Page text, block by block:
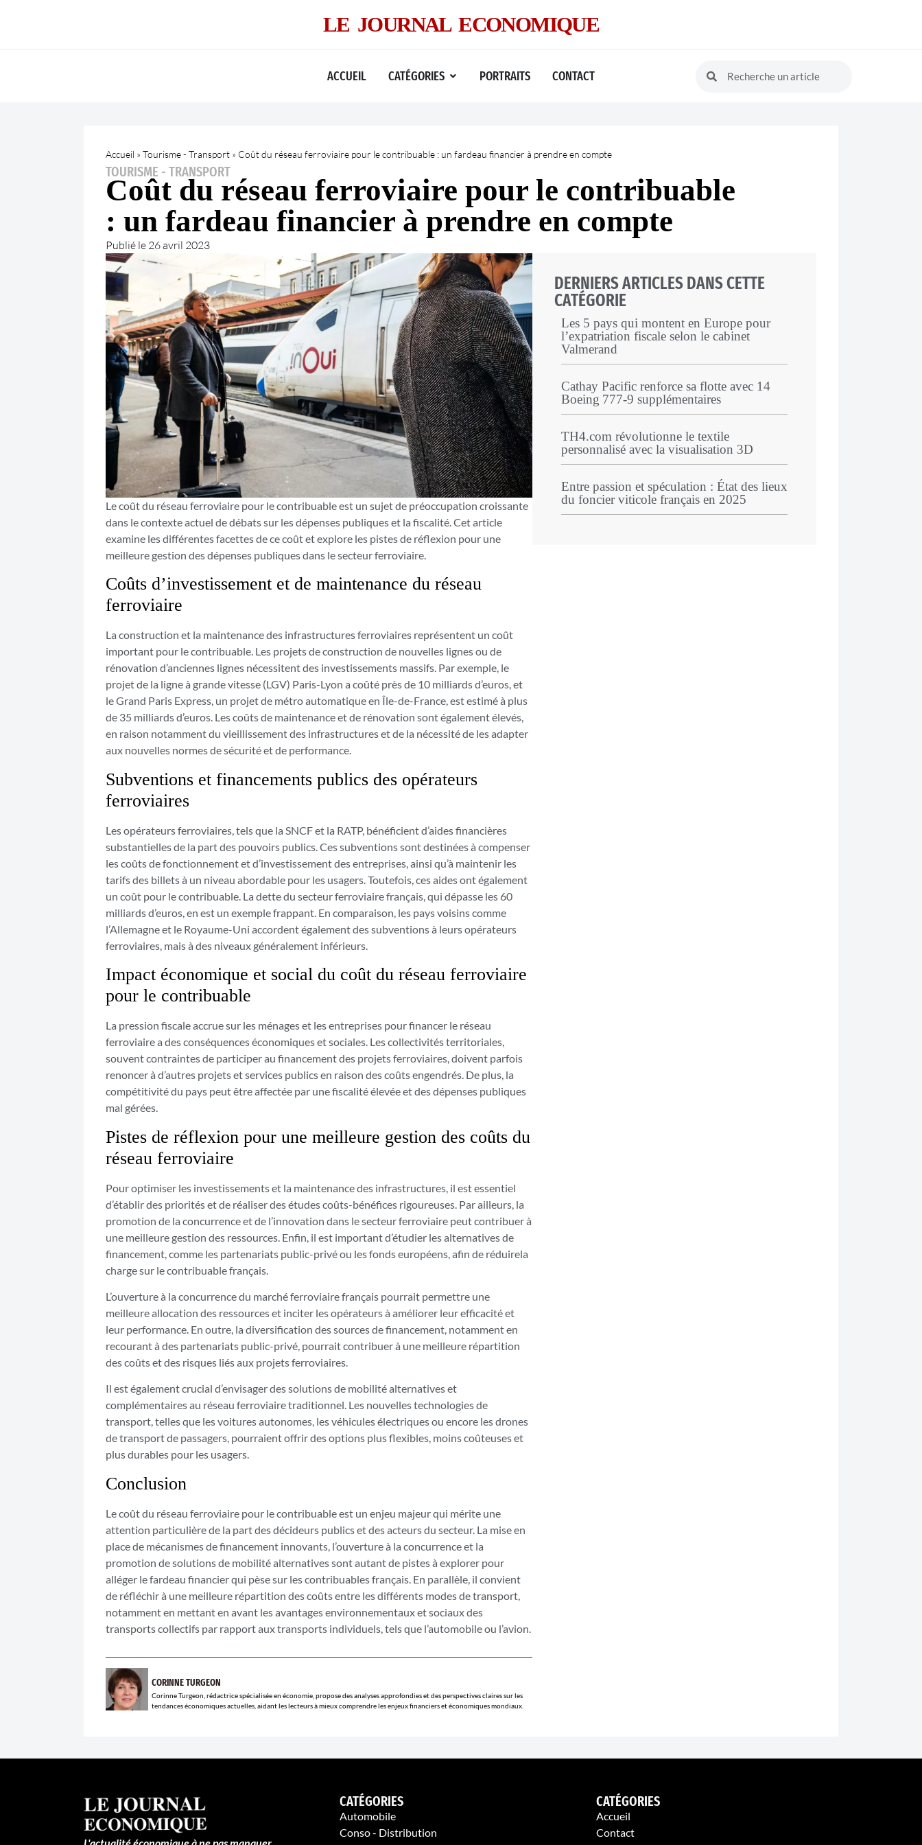
LE JOURNAL ECONOMIQUE
ACCUEIL CATÉGORIES PORTRAITS CONTACT
Accueil » Tourisme - Transport » Coût du réseau ferroviaire pour le contribuable : un fardeau financier à prendre en compte
TOURISME - TRANSPORT
Coût du réseau ferroviaire pour le contribuable
: un fardeau financier à prendre en compte
Publié le 26 avril 2023
Le coût du réseau ferroviaire pour le contribuable est un sujet de préoccupation croissante
dans le contexte actuel de débats sur les dépenses publiques et la fiscalité. Cet article
examine les différentes facettes de ce coût et explore les pistes de réflexion pour une
meilleure gestion des dépenses publiques dans le secteur ferroviaire.
Coûts d’investissement et de maintenance du réseau
ferroviaire
La construction et la maintenance des infrastructures ferroviaires représentent un coût
important pour le contribuable. Les projets de construction de nouvelles lignes ou de
rénovation d’anciennes lignes nécessitent des investissements massifs. Par exemple, le
projet de la ligne à grande vitesse (LGV) Paris-Lyon a coûté près de 10 milliards d’euros, et
le Grand Paris Express, un projet de métro automatique en Île-de-France, est estimé à plus
de 35 milliards d’euros. Les coûts de maintenance et de rénovation sont également élevés,
en raison notamment du vieillissement des infrastructures et de la nécessité de les adapter
aux nouvelles normes de sécurité et de performance.
Subventions et financements publics des opérateurs
ferroviaires
Les opérateurs ferroviaires, tels que la SNCF et la RATP, bénéficient d’aides financières
substantielles de la part des pouvoirs publics. Ces subventions sont destinées à compenser
les coûts de fonctionnement et d’investissement des entreprises, ainsi qu’à maintenir les
tarifs des billets à un niveau abordable pour les usagers. Toutefois, ces aides ont également
un coût pour le contribuable. La dette du secteur ferroviaire français, qui dépasse les 60
milliards d’euros, en est un exemple frappant. En comparaison, les pays voisins comme
l’Allemagne et le Royaume-Uni accordent également des subventions à leurs opérateurs
ferroviaires, mais à des niveaux généralement inférieurs.
Impact économique et social du coût du réseau ferroviaire
pour le contribuable
La pression fiscale accrue sur les ménages et les entreprises pour financer le réseau
ferroviaire a des conséquences économiques et sociales. Les collectivités territoriales,
souvent contraintes de participer au financement des projets ferroviaires, doivent parfois
renoncer à d’autres projets et services publics en raison des coûts engendrés. De plus, la
compétitivité du pays peut être affectée par une fiscalité élevée et des dépenses publiques
mal gérées.
Pistes de réflexion pour une meilleure gestion des coûts du
réseau ferroviaire
Pour optimiser les investissements et la maintenance des infrastructures, il est essentiel
d’établir des priorités et de réaliser des études coûts-bénéfices rigoureuses. Par ailleurs, la
promotion de la concurrence et de l’innovation dans le secteur ferroviaire peut contribuer à
une meilleure gestion des ressources. Enfin, il est important d’étudier les alternatives de
financement, comme les partenariats public-privé ou les fonds européens, afin de réduirela
charge sur le contribuable français.
L’ouverture à la concurrence du marché ferroviaire français pourrait permettre une
meilleure allocation des ressources et inciter les opérateurs à améliorer leur efficacité et
leur performance. En outre, la diversification des sources de financement, notamment en
recourant à des partenariats public-privé, pourrait contribuer à une meilleure répartition
des coûts et des risques liés aux projets ferroviaires.
Il est également crucial d’envisager des solutions de mobilité alternatives et
complémentaires au réseau ferroviaire traditionnel. Les nouvelles technologies de
transport, telles que les voitures autonomes, les véhicules électriques ou encore les drones
de transport de passagers, pourraient offrir des options plus flexibles, moins coûteuses et
plus durables pour les usagers.
Conclusion
Le coût du réseau ferroviaire pour le contribuable est un enjeu majeur qui mérite une
attention particulière de la part des décideurs publics et des acteurs du secteur. La mise en
place de mécanismes de financement innovants, l’ouverture à la concurrence et la
promotion de solutions de mobilité alternatives sont autant de pistes à explorer pour
alléger le fardeau financier qui pèse sur les contribuables français. En parallèle, il convient
de réfléchir à une meilleure répartition des coûts entre les différents modes de transport,
notamment en mettant en avant les avantages environnementaux et sociaux des
transports collectifs par rapport aux transports individuels, tels que l’automobile ou l’avion.
CORINNE TURGEON
Corinne Turgeon, rédactrice spécialisée en économie, propose des analyses approfondies et des perspectives claires sur les
tendances économiques actuelles, aidant les lecteurs à mieux comprendre les enjeux financiers et économiques mondiaux.
DERNIERS ARTICLES DANS CETTE
CATÉGORIE
Les 5 pays qui montent en Europe pour
l’expatriation fiscale selon le cabinet
Valmerand
Cathay Pacific renforce sa flotte avec 14
Boeing 777‑9 supplémentaires
TH4.com révolutionne le textile
personnalisé avec la visualisation 3D
Entre passion et spéculation : État des lieux
du foncier viticole français en 2025
CATÉGORIES
Automobile
Conso - Distribution
CATÉGORIES
Accueil
Contact